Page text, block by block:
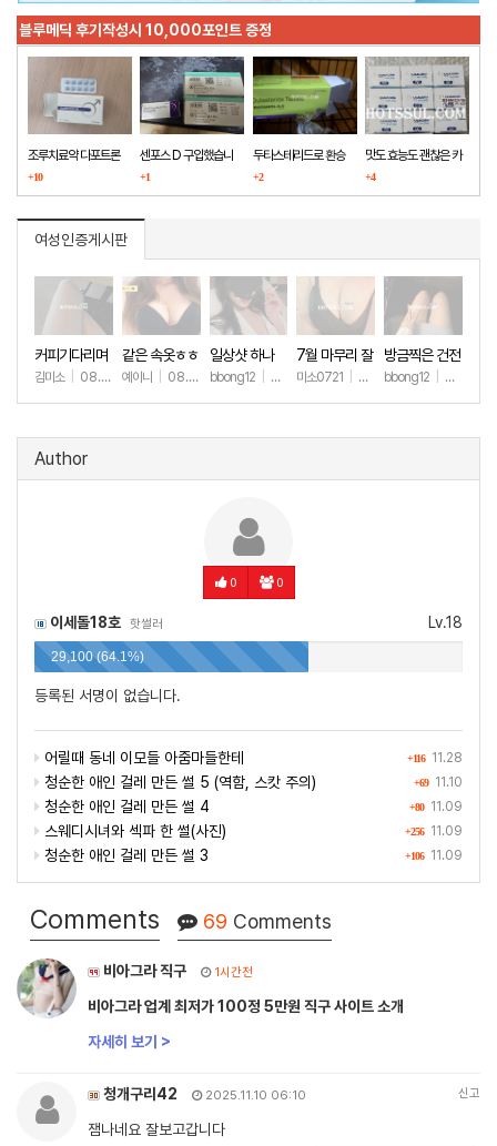
블루메딕 후기작성시 10,000포인트 증정
조루치료약 다포트론
구매했습니다
+10
센포스 D 구입했습니
다
+1
두타스테리드로 환승
+2
맛도 효능도 괜찮은 카
마그라
+4
여성인증게시판
커피기다리며
(안야함)
김미소 08.08 +67
같은 속옷ㅎㅎ
예이니 08.04 +78
일상샷 하나
bbong12 07.31+90
7월 마무리 잘
하세요🫶
미소0721 07.31+266
방금찍은 건전
한 일상샷
bbong12 07.28
Author
0 0
Lv.18
이세돌18호 핫썰러
29,100 (64.1%)
등록된 서명이 없습니다.
+116 11.28
어릴때 동네 이모들 아줌마들한테
+69 11.10
청순한 애인 걸레 만든 썰 5 (역함, 스캇 주의)
+80 11.09
청순한 애인 걸레 만든 썰 4
+256 11.09
스웨디시녀와 섹파 한 썰(사진)
+106 11.09
청순한 애인 걸레 만든 썰 3
Comments 69 Comments
비아그라 직구 1시간전
비아그라 업계 최저가 100정 5만원 직구 사이트 소개
자세히 보기 >
청개구리42 2025.11.10 06:10 신고
잼나네요 잘보고갑니다